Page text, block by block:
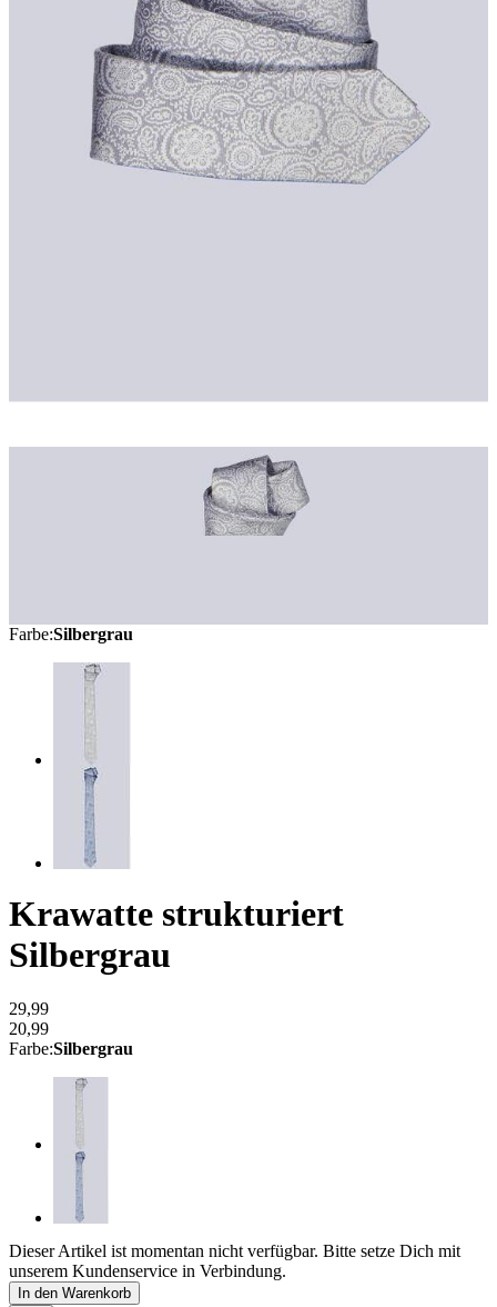
Farbe:Silbergrau
Krawatte strukturiert
Silbergrau
29,99
20,99
Farbe:Silbergrau
Dieser Artikel ist momentan nicht verfügbar. Bitte setze Dich mit
unserem Kundenservice in Verbindung.
In den Warenkorb